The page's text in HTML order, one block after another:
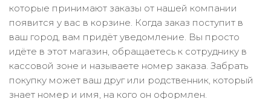
которые принимают заказы от нашей компании
появится у вас в корзине. Когда заказ поступит в
ваш город, вам придёт уведомление. Вы просто
идёте в этот магазин, обращаетесь к сотруднику в
кассовой зоне и называете номер заказа. Забрать
покупку может ваш друг или родственник, который
знает номер и имя, на кого он оформлен.